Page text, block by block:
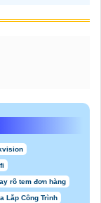
rõ tem đơn hàng
Lắp Công Trình